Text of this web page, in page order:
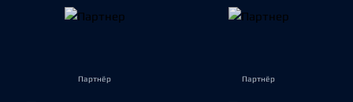
Партнёр Партнёр